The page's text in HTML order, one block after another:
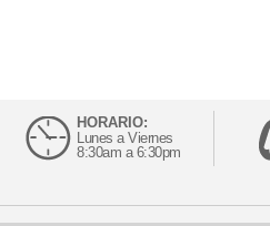
HORARIO:
Lunes a Viernes
8:30am a 6:30pm